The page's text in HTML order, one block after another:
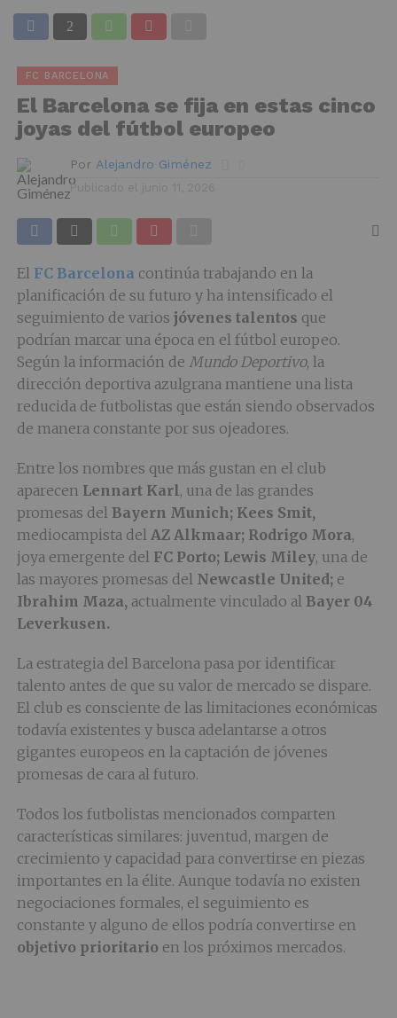
FC BARCELONA
El Barcelona se fija en estas cinco
joyas del fútbol europeo
Por Alejandro Giménez
Publicado el
El FC Barcelona continúa trabajando en la
planificación de su futuro y ha intensificado el
seguimiento de varios jóvenes talentos que
podrían marcar una época en el fútbol europeo.
Según la información de Mundo Deportivo, la
dirección deportiva azulgrana mantiene una lista
reducida de futbolistas que están siendo observados
de manera constante por sus ojeadores.
Entre los nombres que más gustan en el club
aparecen Lennart Karl, una de las grandes
promesas delBayern Munich; Kees Smit,
mediocampista del AZ Alkmaar; Rodrigo Mora,
joya emergente del FC Porto; Lewis Miley, una de
las mayores promesas del Newcastle United;e
Ibrahim Maza, actualmente vinculado al Bayer 04
Leverkusen.
La estrategia del Barcelona pasa por identificar
talento antes de que su valor de mercado se dispare.
El club es consciente de las limitaciones económicas
todavía existentes y busca adelantarse a otros
gigantes europeos en la captación de jóvenes
promesas de cara al futuro.
Todos los futbolistas mencionados comparten
características similares: juventud, margen de
crecimiento y capacidad para convertirse en piezas
importantes en la élite. Aunque todavía no existen
negociaciones formales, el seguimiento es
constante y alguno de ellos podría convertirse en
objetivo prioritarioen los próximos mercados.